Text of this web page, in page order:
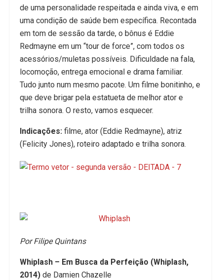
de uma personalidade respeitada e ainda viva, e em
uma condição de saúde bem específica. Recontada
em tom de sessão da tarde, o bônus é Eddie
Redmayne em um “tour de force”, com todos os
acessórios/muletas possíveis. Dificuldade na fala,
locomoção, entrega emocional e drama familiar.
Tudo junto num mesmo pacote. Um filme bonitinho, e
que deve brigar pela estatueta de melhor ator e
trilha sonora. O resto, vamos esquecer.
Indicações: filme, ator (Eddie Redmayne), atriz
(Felicity Jones), roteiro adaptado e trilha sonora.
Por Filipe Quintans
Whiplash – Em Busca da Perfeição (Whiplash,
2014) de Damien Chazelle